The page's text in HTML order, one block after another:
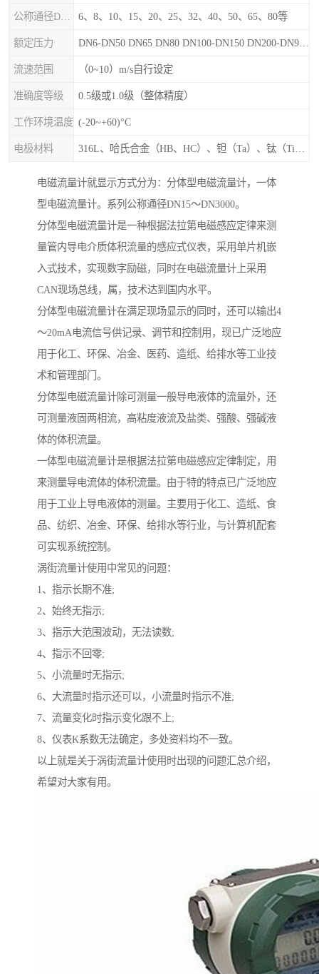
6、8、10、15、20、25、32、40、50、65、80等
额定压力
流速范围 （0~10）m/s自行设定
准确度等级 0.5级或1.0级（整体精度）
工作环境温度 (-20~+60)°C
电极材料
电磁流量计就显示方式分为：分体型电磁流量计，一体
型电磁流量计。系列公称通径DN15～DN3000。
分体型电磁流量计是一种根据法拉第电磁感应定律来测
量管内导电介质体积流量的感应式仪表，采用单片机嵌
入式技术，实现数字励磁，同时在电磁流量计上采用
CAN现场总线，属，技术达到国内水平。
分体型电磁流量计在满足现场显示的同时，还可以输出4
～20mA电流信号供记录、调节和控制用，现已广泛地应
用于化工、环保、冶金、医药、造纸、给排水等工业技
术和管理部门。
分体型电磁流量计除可测量一般导电液体的流量外，还
可测量液固两相流，高粘度液流及盐类、强酸、强碱液
体的体积流量。
一体型电磁流量计是根据法拉第电磁感应定律制定，用
来测量导电流体的体积流量。由于特的特点已广泛地应
用于工业上导电液体的测量。主要用于化工、造纸、食
品、纺织、冶金、环保、给排水等行业，与计算机配套
可实现系统控制。
涡街流量计使用中常见的问题：
1、指示长期不准;
2、始终无指示;
3、指示大范围波动，无法读数;
4、指示不回零;
5、小流量时无指示;
6、大流量时指示还可以，小流量时指示不准;
7、流量变化时指示变化跟不上;
8、仪表K系数无法确定，多处资料均不一致。
以上就是关于涡街流量计使用时出现的问题汇总介绍，
希望对大家有用。